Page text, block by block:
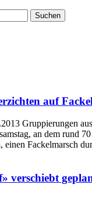
auf
Gruppierungen
an dem rund
einen Fackelmarsch
verschiebt